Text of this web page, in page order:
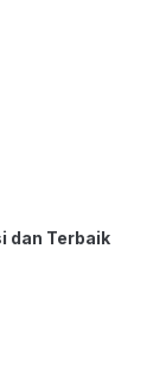
dan Terbaik